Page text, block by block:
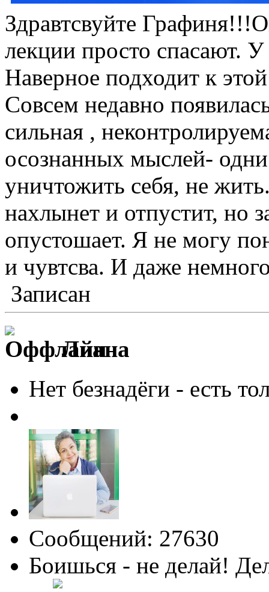
Здравтсвуйте
лекции просто спасают.
Наверное подходит к
Совсем недавно
сильная ,
осознанных мыслей-
уничтожить себя, не
нахлынет и отпустит, но
опустошает. Я не могу
и чувтсва. И даже
Записан
Лиана
Нет безнадёги - есть
Сообщений: 27630
Боишься - не делай!